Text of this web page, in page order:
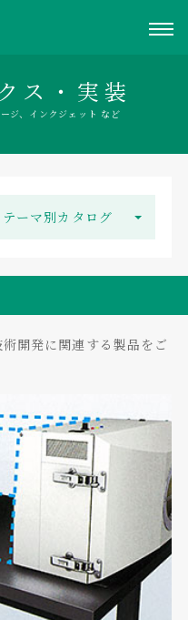
ス・実装
ジ、インクジェット など
テーマ別カタログ
開発に関連する製品をご